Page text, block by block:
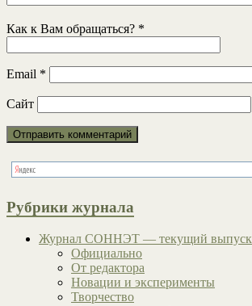
Как к Вам обращаться? *
Email *
Сайт
Рубрики журнала
Журнал СОННЭТ — текущий выпуск
Официально
От редактора
Новации и эксперименты
Творчество